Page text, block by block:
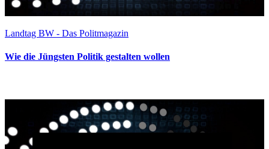
Landtag BW - Das Politmagazin
Wie die Jüngsten Politik gestalten wollen